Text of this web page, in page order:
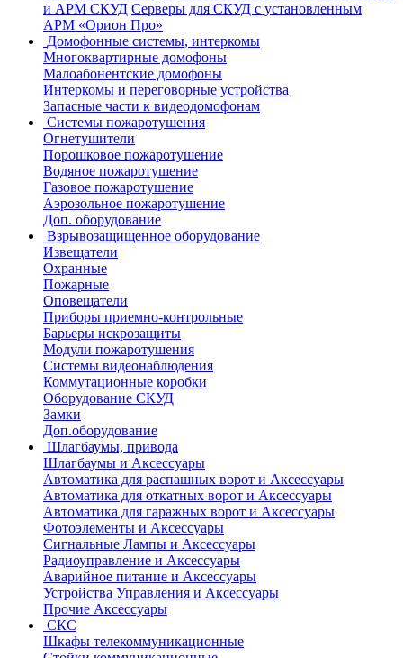
и АРМ СКУД Серверы для СКУД с установленным
АРМ «Орион Про»
Домофонные системы, интеркомы
Многоквартирные домофоны
Малоабонентские домофоны
Интеркомы и переговорные устройства
Запасные части к видеодомофонам
Системы пожаротушения
Огнетушители
Порошковое пожаротушение
Водяное пожаротушение
Газовое пожаротушение
Аэрозольное пожаротушение
Доп. оборудование
Взрывозащищенное оборудование
Извещатели
Охранные
Пожарные
Оповещатели
Приборы приемно-контрольные
Барьеры искрозащиты
Модули пожаротушения
Системы видеонаблюдения
Коммутационные коробки
Оборудование СКУД
Замки
Доп.оборудование
Шлагбаумы, привода
Шлагбаумы и Аксессуары
Автоматика для распашных ворот и Аксессуары
Автоматика для откатных ворот и Аксессуары
Автоматика для гаражных ворот и Аксессуары
Фотоэлементы и Аксессуары
Сигнальные Лампы и Аксессуары
Радиоуправление и Аксессуары
Аварийное питание и Аксессуары
Устройства Управления и Аксессуары
Прочие Аксессуары
СКС
Шкафы телекоммуникационные